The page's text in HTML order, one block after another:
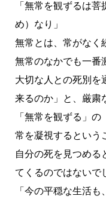
「無常を観ずるは
め）なり」
無常とは、常がなく
無常のなかでも一番
大切な人との死別を
来るのか」と、厳粛
「無常を観ずる」
常を凝視するという
自分の死を見つめる
てくるのではないで
「今の平穏な生活